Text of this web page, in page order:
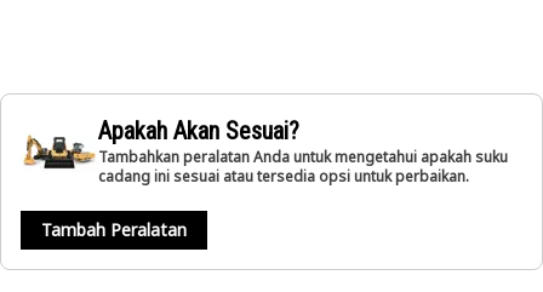
Apakah Akan Sesuai?
Tambahkan peralatan Anda untuk mengetahui apakah suku
cadang ini sesuai atau tersedia opsi untuk perbaikan.
Tambah Peralatan